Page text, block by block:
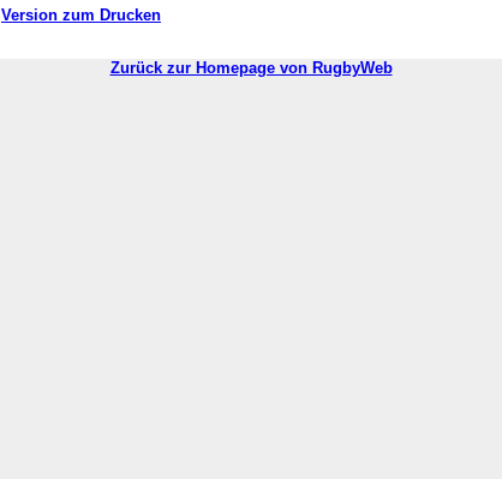
Version zum Drucken
Zurück zur Homepage von RugbyWeb